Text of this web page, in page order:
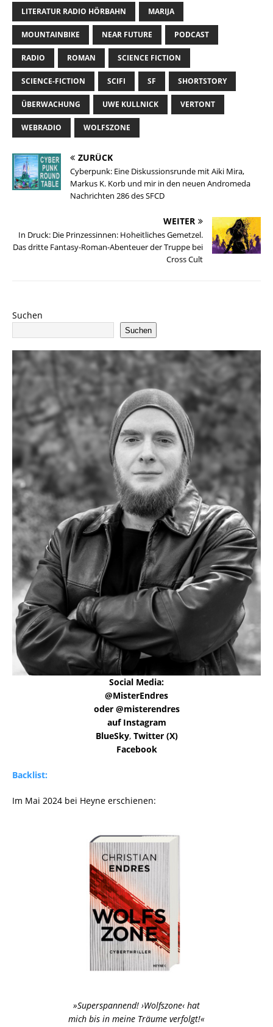
LITERATUR RADIO HÖRBAHN MARIJA
MOUNTAINBIKE NEAR FUTURE PODCAST
RADIO ROMAN SCIENCE FICTION
SCIENCE-FICTION SCIFI SF SHORTSTORY
ÜBERWACHUNG UWE KULLNICK VERTONT
WEBRADIO WOLFSZONE
ZURÜCK
Cyberpunk: Eine Diskussionsrunde mit Aiki Mira,
Markus K. Korb und mir in den neuen Andromeda
Nachrichten 286 des SFCD
WEITER
In Druck: Die Prinzessinnen: Hoheitliches Gemetzel.
Das dritte Fantasy-Roman-Abenteuer der Truppe bei
Cross Cult
Suchen
Suchen
Social Media:
@MisterEndres
oder @misterendres
auf Instagram
BlueSky, Twitter (X)
Facebook
Backlist:
Im Mai 2024 bei Heyne erschienen:
»Superspannend! ›Wolfszone‹ hat
mich bis in meine Träume verfolgt!«